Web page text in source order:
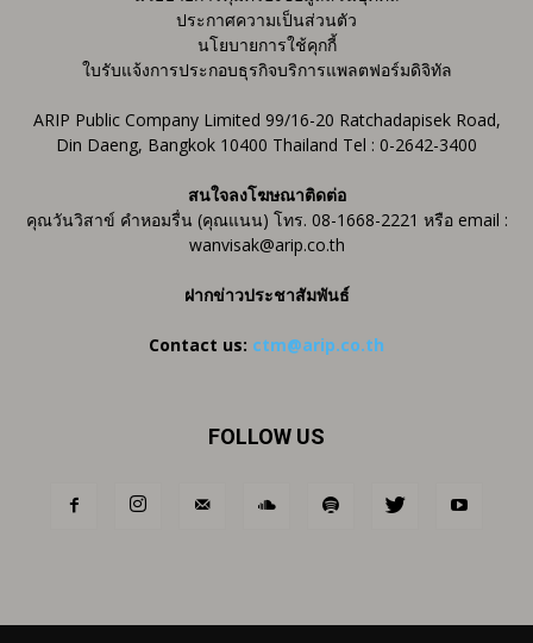
ประกาศความเป็นส่วนตัว
นโยบายการใช้คุกกี้
ใบรับแจ้งการประกอบธุรกิจบริการแพลตฟอร์มดิจิทัล
ARIP Public Company Limited 99/16-20 Ratchadapisek Road,
Din Daeng, Bangkok 10400 Thailand Tel : 0-2642-3400
สนใจลงโฆษณาติดต่อ
คุณวันวิสาข์ คำหอมรื่น (คุณแนน) โทร. 08-1668-2221 หรือ email :
wanvisak@arip.co.th
ฝากข่าวประชาสัมพันธ์
Contact us: ctm@arip.co.th
FOLLOW US